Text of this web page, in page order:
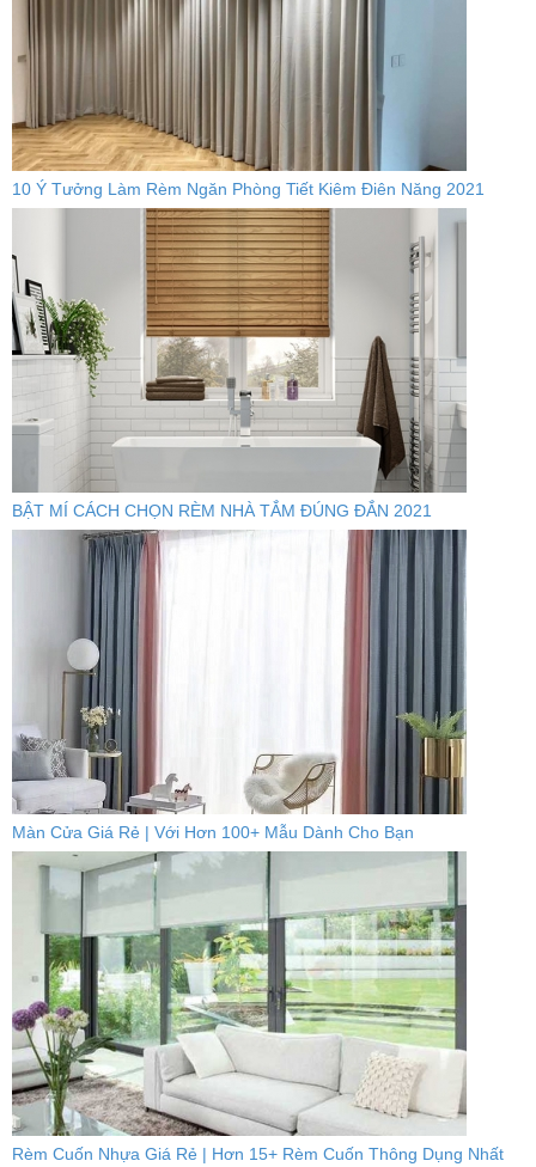
10 Ý Tưởng Làm Rèm Ngăn Phòng Tiết Kiêm Điên Năng 2021
BẬT MÍ CÁCH CHỌN RÈM NHÀ TẮM ĐÚNG ĐẮN 2021
Màn Cửa Giá Rẻ | Với Hơn 100+ Mẫu Dành Cho Bạn
Rèm Cuốn Nhựa Giá Rẻ | Hơn 15+ Rèm Cuốn Thông Dụng Nhất